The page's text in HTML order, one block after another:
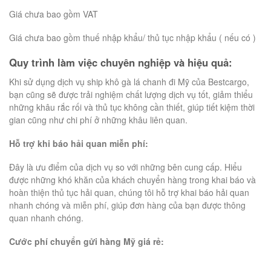
Giá chưa bao gồm VAT
Giá chưa bao gồm thuế nhập khẩu/ thủ tục nhập khẩu ( nếu có )
Quy trình làm việc chuyên nghiệp và hiệu quả:
Khi sử dụng dịch vụ ship khô gà lá chanh đi Mỹ của Bestcargo,
bạn cũng sẽ được trải nghiệm chất lượng dịch vụ tốt, giảm thiểu
những khâu rắc rối và thủ tục không cần thiết, giúp tiết kiệm thời
gian cũng như chi phí ở những khâu liên quan.
Hỗ trợ khi báo hải quan miễn phí:
Đây là ưu điểm của dịch vụ so với những bên cung cấp. Hiểu
được những khó khăn của khách chuyển hàng trong khai báo và
hoàn thiện thủ tục hải quan, chúng tôi hỗ trợ khai báo hải quan
nhanh chóng và miễn phí, giúp đơn hàng của bạn được thông
quan nhanh chóng.
Cước phí chuyển gửi hàng Mỹ giá rẻ: